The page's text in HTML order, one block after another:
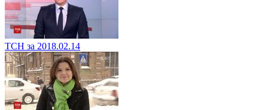
ТСН за 2018.02.14